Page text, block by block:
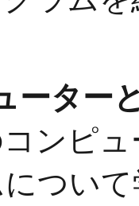
ーター
ンピ
つい